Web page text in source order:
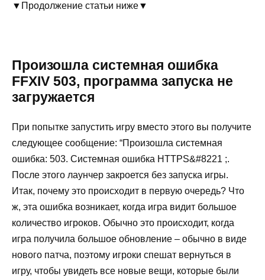
▼Продолжение статьи ниже▼
Произошла системная ошибка
FFXIV 503, программа запуска не
загружается
При попытке запустить игру вместо этого вы получите
следующее сообщение: “Произошла системная
ошибка: 503. Системная ошибка HTTPS&#8221 ;.
После этого лаунчер закроется без запуска игры.
Итак, почему это происходит в первую очередь? Что
ж, эта ошибка возникает, когда игра видит большое
количество игроков. Обычно это происходит, когда
игра получила большое обновление – обычно в виде
нового патча, поэтому игроки спешат вернуться в
игру, чтобы увидеть все новые вещи, которые были